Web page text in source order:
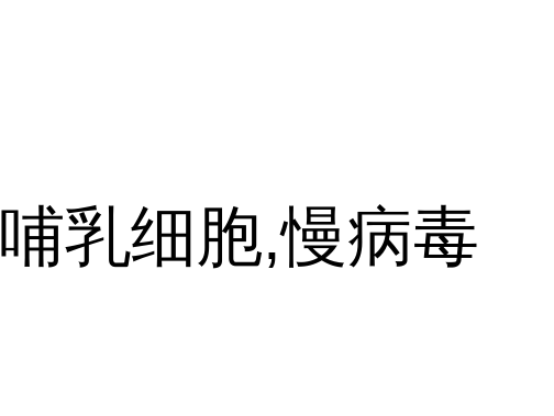
哺乳细胞,慢病毒